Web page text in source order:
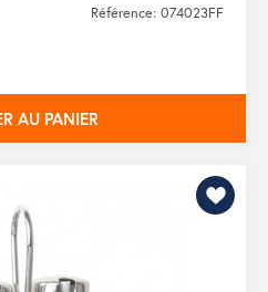
Référence: 074023FF
AU PANIER